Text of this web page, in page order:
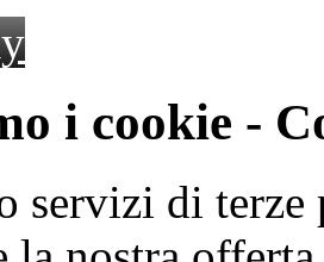
i cookie -
servizi di terze